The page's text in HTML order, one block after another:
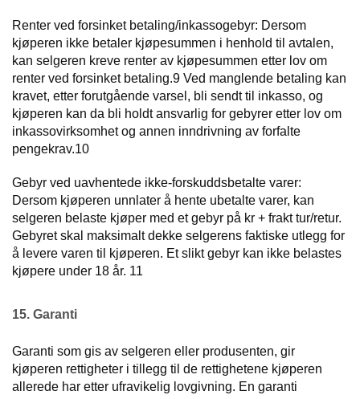
Renter ved forsinket betaling/inkassogebyr: Dersom
kjøperen ikke betaler kjøpesummen i henhold til avtalen,
kan selgeren kreve renter av kjøpesummen etter lov om
renter ved forsinket betaling.9 Ved manglende betaling kan
kravet, etter forutgående varsel, bli sendt til inkasso, og
kjøperen kan da bli holdt ansvarlig for gebyrer etter lov om
inkassovirksomhet og annen inndrivning av forfalte
pengekrav.10
Gebyr ved uavhentede ikke-forskuddsbetalte varer:
Dersom kjøperen unnlater å hente ubetalte varer, kan
selgeren belaste kjøper med et gebyr på kr + frakt tur/retur.
Gebyret skal maksimalt dekke selgerens faktiske utlegg for
å levere varen til kjøperen. Et slikt gebyr kan ikke belastes
kjøpere under 18 år. 11
15. Garanti
Garanti som gis av selgeren eller produsenten, gir
kjøperen rettigheter i tillegg til de rettighetene kjøperen
allerede har etter ufravikelig lovgivning. En garanti